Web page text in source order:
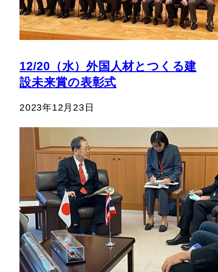
12/20（水）外国人材とつくる建
設未来賞の表彰式
2023年12月23日